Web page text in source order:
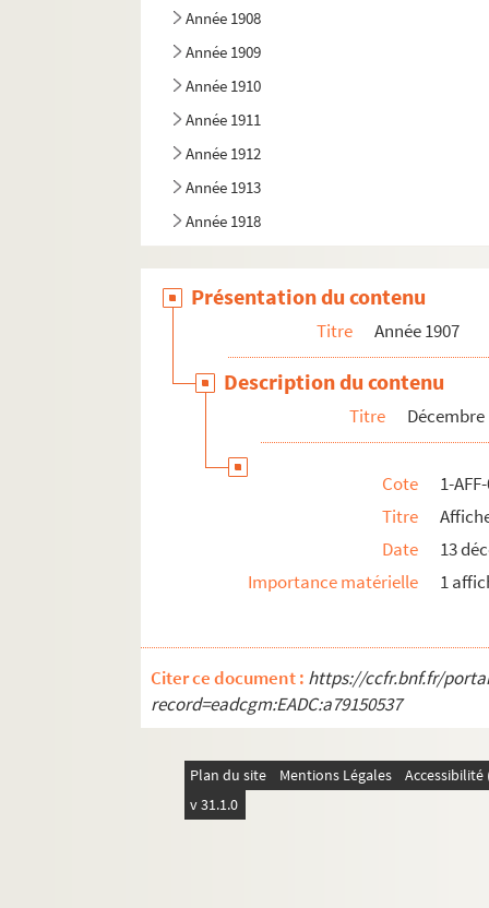
Année 1908
Année 1909
Année 1910
Année 1911
Année 1912
Année 1913
Année 1918
Présentation du contenu
Titre Année 1907
Description du contenu
Titre Décembre
Cote
1-
Titre
Date
13
Importance matérielle
1
Citer ce document : https://ccfr.bnf.fr/
record=eadcgm:EADC:a79150537
Plan du site Mentions Légales
v 31.1.0